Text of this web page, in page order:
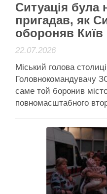
Ситуація була
пригадав, як
обороняв Київ
22.07.2026
Міський голова
Головнокомандувачу
саме той боронив
повномасштабного
компліментарний до
Головнокомандувача
викотив допис у
до звільненого з
ЗСУ. Головна …